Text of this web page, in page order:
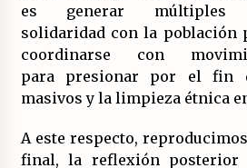
es generar múltiples
solidaridad con la población
coordinarse con
para presionar por el fin
masivos y la limpieza étnica
A este respecto,
final, la reflexión posterior